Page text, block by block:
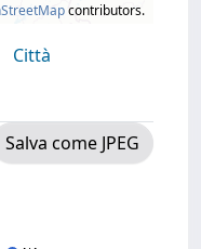
contributors.
Città
Salva come JPEG